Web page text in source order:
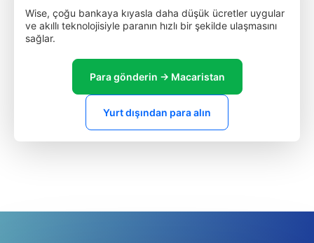
Wise, çoğu bankaya kıyasla daha düşük ücretler uygular
ve akıllı teknolojisiyle paranın hızlı bir şekilde ulaşmasını
sağlar.
Para gönderin → Macaristan
Yurt dışından para alın